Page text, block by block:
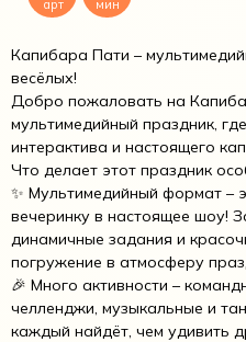
арт мин
Капибара Пати –
весёлых!
Добро пожаловать на
мультимедийный праздник,
интерактива и настоящего
Что делает этот праздник
✨ Мультимедийный формат –
вечеринку в настоящее шоу!
динамичные задания и
погружение в атмосферу
🎉 Много активности –
челленджи, музыкальные и
каждый найдёт, чем удивить